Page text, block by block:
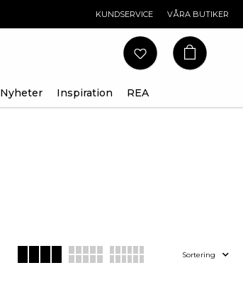
KUNDSERVICE VÅRA BUTIKER
Nyheter Inspiration REA
Sortering